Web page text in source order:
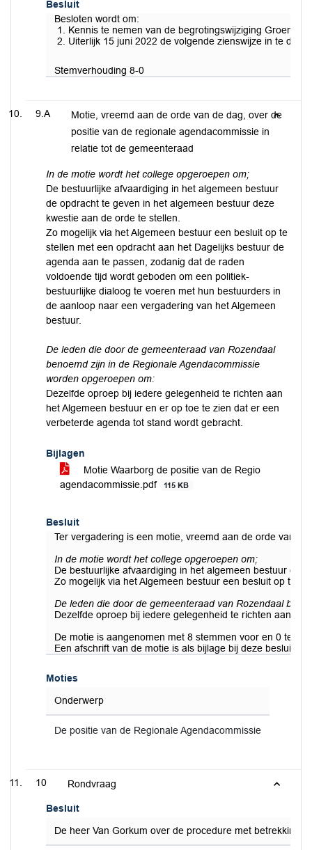
Besluit
Besloten wordt om:
Kennis te nemen van de begrotingswijziging Groene
Uiterlijk 15 juni 2022 de volgende zienswijze in te
Stemverhouding 8-0
9.A
Motie, vreemd aan de orde van de dag, over de
positie van de regionale agendacommissie in
relatie tot de gemeenteraad
In de motie wordt het college opgeroepen om;
De bestuurlijke afvaardiging in het algemeen bestuur
de opdracht te geven in het algemeen bestuur deze
kwestie aan de orde te stellen.
Zo mogelijk via het Algemeen bestuur een besluit op te
stellen met een opdracht aan het Dagelijks bestuur de
agenda aan te passen, zodanig dat de raden
voldoende tijd wordt geboden om een politiek-
bestuurlijke dialoog te voeren met hun bestuurders in
de aanloop naar een vergadering van het Algemeen
bestuur.
De leden die door de gemeenteraad van Rozendaal
benoemd zijn in de Regionale Agendacommissie
worden opgeroepen om:
Dezelfde oproep bij iedere gelegenheid te richten aan
het Algemeen bestuur en er op toe te zien dat er een
verbeterde agenda tot stand wordt gebracht.
Bijlagen
Motie Waarborg de positie van de Regio
agendacommissie.pdf
115 KB
Besluit
Ter vergadering is een motie, vreemd aan de orde van de
In de motie wordt het college opgeroepen om;
De bestuurlijke afvaardiging in het algemeen bestuur de
Zo mogelijk via het Algemeen bestuur een besluit op te
De leden die door de gemeenteraad van Rozendaal
Dezelfde oproep bij iedere gelegenheid te richten aan
De motie is aangenomen met 8 stemmen voor en 0 tegen.
Een afschrift van de motie is als bijlage bij deze
Moties
Onderwerp
De positie van de Regionale Agendacommissie
10 Rondvraag
Besluit
De heer Van Gorkum over de procedure met betrekking